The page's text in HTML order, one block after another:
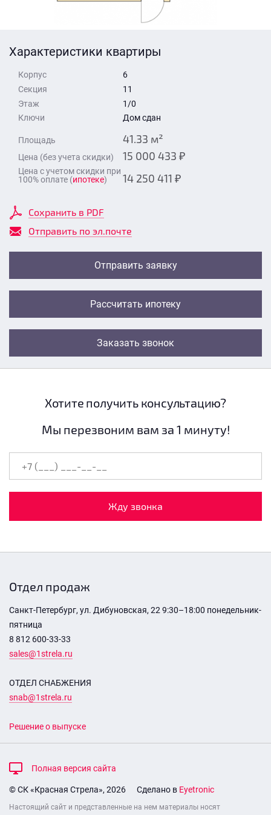
Характеристики квартиры
Корпус
6
Секция
11
Этаж
1/0
Ключи
Дом сдан
Площадь 41.33 м²
Цена (без учета скидки) 15 000 433 ₽
Цена с учетом скидки при
100% оплате (ипотеке) 14 250 411 ₽
Сохранить в PDF
Отправить по эл.почте
Отправить заявку
Рассчитать ипотеку
Заказать звонок
Отправить
Отправить
Хотите получить консультацию?
Мы перезвоним вам за 1 минуту!
Жду звонка
Отдел продаж
Санкт-Петербург, ул. Дибуновская, 22 9:30–18:00 понедельник-
пятница
8 812 600-33-33
sales@1strela.ru
ОТДЕЛ СНАБЖЕНИЯ
snab@1strela.ru
Решение о выпуске
Полная версия сайта
© СК «Красная Стрела», 2026 Сделано в Eyetronic
Настоящий сайт и представленные на нем материалы носят